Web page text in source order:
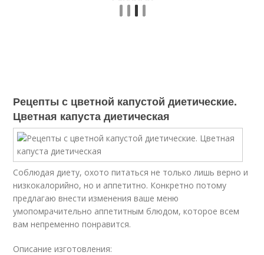
Рецепты с цветной капустой диетические.
Цветная капуста диетическая
Соблюдая диету, охото питаться не только лишь верно и
низкокалорийно, нo и аппетитно. Конкретно потому
предлагаю внести изменения ваше меню
умопомрачительно аппетитным блюдом, которое всем
вам непременно понравится.
Описание изготовления: